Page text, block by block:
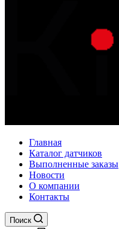
Главная
Каталог датчиков
Выполненные заказы
Новости
О компании
Контакты
Поиск